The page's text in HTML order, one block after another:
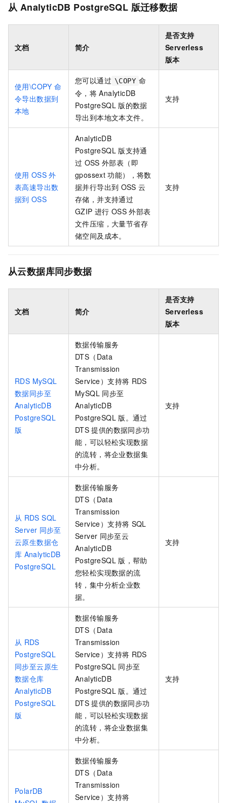
从 AnalyticDB PostgreSQL 版迁移数据
文档 简介
是否支持
Serverless
版本
使用\COPY 命
令导出数据到
本地
您可以通过 \COPY 命
令，将 AnalyticDB
PostgreSQL 版的数据
导出到本地文本文件。
支持
使用 OSS 外
表高速导出数
据到 OSS
AnalyticDB
PostgreSQL 版支持通
过 OSS 外部表（即
gpossext 功能），将数
据并行导出到 OSS 云
存储，并支持通过
GZIP 进行 OSS 外部表
文件压缩，大量节省存
储空间及成本。
支持
从云数据库同步数据
文档 简介
是否支持
Serverless
版本
RDS MySQL
数据同步至
AnalyticDB
PostgreSQL
版
数据传输服务
DTS（Data
Transmission
Service）支持将 RDS
MySQL 同步至
AnalyticDB
PostgreSQL 版。通过
DTS 提供的数据同步功
能，可以轻松实现数据
的流转，将企业数据集
中分析。
支持
从 RDS SQL
Server 同步至
云原生数据仓
库 AnalyticDB
PostgreSQL
数据传输服务
DTS（Data
Transmission
Service）支持将 SQL
Server 同步至云
AnalyticDB
PostgreSQL 版 ，帮助
您轻松实现数据的流
转，集中分析企业数
据。
支持
从 RDS
PostgreSQL
同步至云原生
数据仓库
AnalyticDB
PostgreSQL
版
数据传输服务
DTS（Data
Transmission
Service）支持将 RDS
PostgreSQL 同步至
AnalyticDB
PostgreSQL 版。通过
DTS 提供的数据同步功
能，可以轻松实现数据
的流转，将企业数据集
中分析。
支持
PolarDB
数据传输服务
DTS（Data
Transmission
Service）支持将